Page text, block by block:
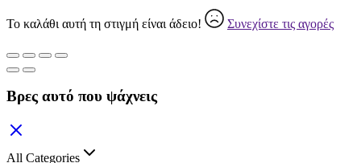
Το καλάθι αυτή τη στιγμή είναι άδειο! Συνεχίστε τις αγορές
Βρες αυτό που ψάχνεις
All Categories